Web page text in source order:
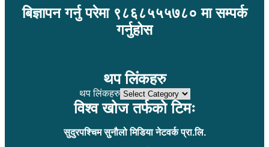
बिज्ञापन गर्नु परेमा ९८६८५५५७८० मा सम्पर्क
गर्नुहोस
थप लिंकहरु
थप लिंकहरु
विश्व खोज तर्फको टिमः
सुदुरपश्चिम सुनौलो मिडिया नेटवर्क प्रा.लि.